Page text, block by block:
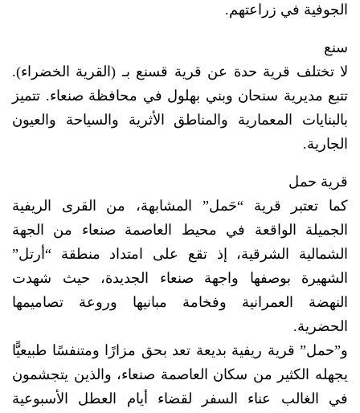
الجوفية في زراعتهم.
سنع
لا تختلف قرية حدة عن قرية قسنع بـ (القرية الخضراء).
تتبع مديرية سنحان وبني بهلول في محافظة صنعاء. تتميز
بالبنايات المعمارية والمناطق الأثرية والسياحة والعيون
الجارية.
قرية حمل
كما تعتبر قرية “حَمل” المشابهة، من القرى الريفية
الجميلة الواقعة في محيط العاصمة صنعاء من الجهة
الشمالية الشرقية، إذ تقع على امتداد منطقة “أرتل”
الشهيرة بوصفها واجهة صنعاء الجديدة، حيث شهدت
النهضة العمرانية وفخامة مبانيها وروعة تصاميمها
الحضرية.
و”حمل” قرية ريفية بديعة تعد بحق مزارًا ومتنفسًا طبيعيًّا
يجهله الكثير من سكان العاصمة صنعاء، والذين يتجشمون
في الغالب عناء السفر لقضاء أيام العطل الأسبوعية